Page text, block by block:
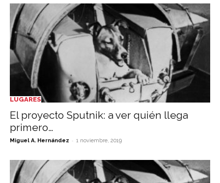
LUGARES
El proyecto Sputnik: a ver quién llega
primero…
Miguel A. Hernández - 1 noviembre, 2019